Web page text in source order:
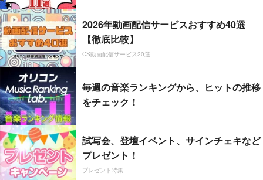
2026年動画配信サービスおすすめ40選
【徹底比較】
CS動画配信サービス20選
毎週の音楽ランキングから、ヒットの推移
をチェック！
試写会、登壇イベント、サインチェキなど
プレゼント！
プレゼント特集